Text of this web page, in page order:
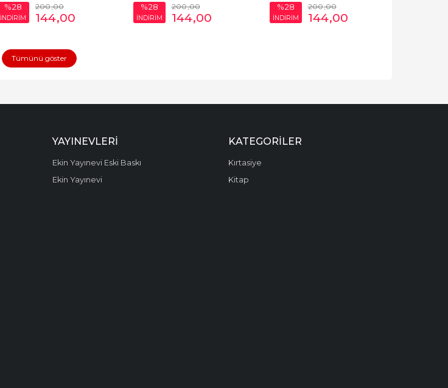
%28
İNDİRİM
200,00
144,00
%28
İNDİRİM
200,00
144,00
%28
İNDİRİM
200,00
144,00
Tümünü göster
YAYINEVLERI
Ekin Yayınevi Eski Baskı
Ekin Yayınevi
KATEGORILER
Kırtasiye
Kitap